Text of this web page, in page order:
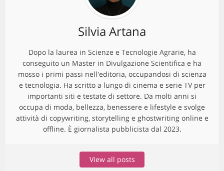
Silvia Artana
Dopo la laurea in Scienze e Tecnologie Agrarie, ha
conseguito un Master in Divulgazione Scientifica e ha
mosso i primi passi nell'editoria, occupandosi di scienza
e tecnologia. Ha scritto a lungo di cinema e serie TV per
importanti siti e testate di settore. Da molti anni si
occupa di moda, bellezza, benessere e lifestyle e svolge
attività di copywriting, storytelling e ghostwriting online e
offline. È giornalista pubblicista dal 2023.
View all posts